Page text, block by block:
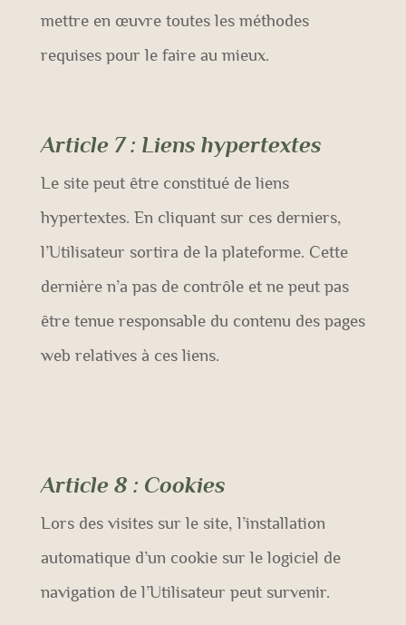
mettre en œuvre toutes les méthodes
requises pour le faire au mieux.
Article 7: Liens hypertextes
Le site peut être constitué de liens
hypertextes. En cliquant sur ces derniers,
l’Utilisateur sortira de la plateforme. Cette
dernière n’a pas de contrôle et ne peut pas
être tenue responsable du contenu des pages
web relatives à ces liens.
Article 8 : Cookies
Lors des visites sur le site, l’installation
automatique d’un cookie sur le logiciel de
navigation de l’Utilisateur peut survenir.